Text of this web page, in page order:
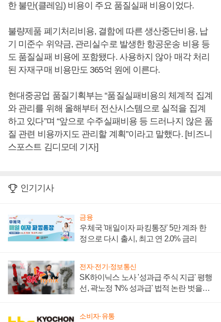
한 불만(클레임) 비용이 주요 품질실패 비용이었다.
불량제품 폐기처리비용, 결함에 따른 생산중단비용, 납
기 미준수 위약금, 관리실수로 발생한 항공운송 비용 등
도 품질실패 비용에 포함됐다. 사용하지 않아 매각 처리
된 자재구매 비용만도 365억 원에 이른다.
현대중공업 품질기획부는 “품질실패비용의 체계적 집계
와 관리를 위해 올해부터 전산시스템으로 실적을 집계
하고 있다”며 “앞으로 수주실패비용 등 드러나지 않은 품
질 관련 비용까지도 관리할 계획”이라고 말했다. [비즈니
스포스트 김디모데 기자]
인기기사
금융
우체국 '매일이자 파킹통장' 5만 계좌 한
정으로 다시 출시, 최고 연 2.0% 금리
전자·전기·정보통신
SK하이닉스 노사 '성과급 주식 지급' 평행
선, 곽노정 'N% 성과급' 법적 논란 벗을지
소비자·유통